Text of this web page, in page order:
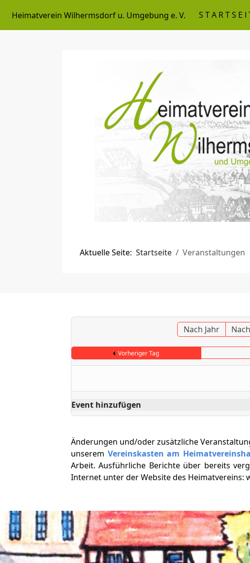
Heimatverein Wilhermsdorf u. Umgebung e. V.
Aktuelle Seite: Startseite Veranstaltungen
Nach Jahr
Vorheriger Tag
Event hinzufügen
Änderungen und/oder zusätzliche
unserem Vereinskasten am
Arbeit. Ausführliche Berichte über bereits
Internet unter der Website des